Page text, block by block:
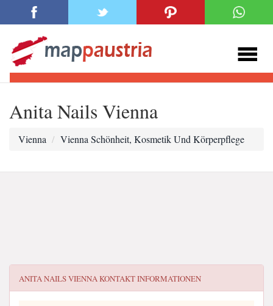
Anita Nails Vienna
Vienna Vienna Schönheit, Kosmetik Und Körperpflege
ANITA NAILS VIENNAKONTAKT INFORMATIONEN